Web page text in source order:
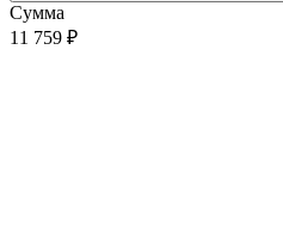
Сумма
11 759 ₽